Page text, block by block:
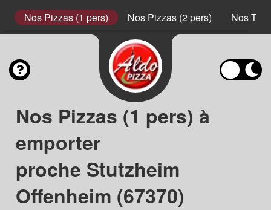
Nos Pizzas (1 pers) Nos Pizzas (2 pers) Nos
Nos Pizzas (1 pers) à
emporter
proche Stutzheim
Offenheim (67370)